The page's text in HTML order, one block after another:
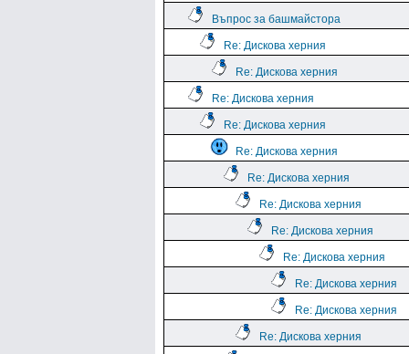
Въпрос за башмайстора
Re: Дискова херния
Re: Дискова херния
Re: Дискова херния
Re: Дискова херния
Re: Дискова херния
Re: Дискова херния
Re: Дискова херния
Re: Дискова херния
Re: Дискова херния
Re: Дискова херния
Re: Дискова херния
Re: Дискова херния